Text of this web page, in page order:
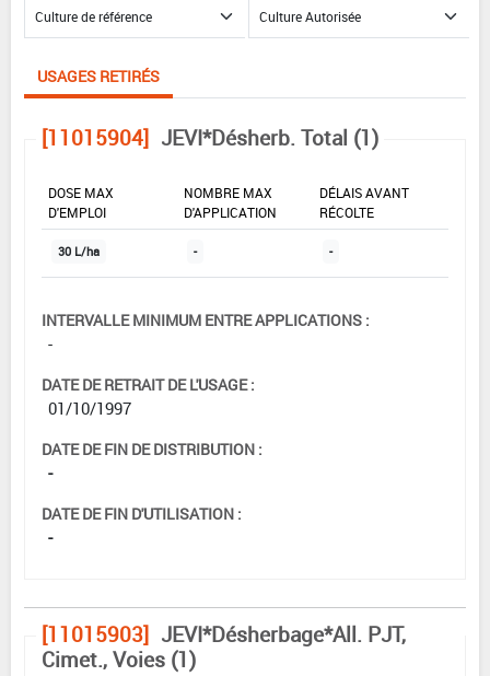
USAGES RETIRÉS
[11015904] JEVI*Désherb. Total (1)
DOSE MAX
D'EMPLOI
NOMBRE MAX
D'APPLICATION
DÉLAIS AVANT
RÉCOLTE
30 L/ha - -
INTERVALLE MINIMUM ENTRE APPLICATIONS :
-
DATE DE RETRAIT DE L'USAGE :
01/10/1997
DATE DE FIN DE DISTRIBUTION :
-
DATE DE FIN D'UTILISATION :
-
[11015903] JEVI*Désherbage*All. PJT,
Cimet., Voies (1)